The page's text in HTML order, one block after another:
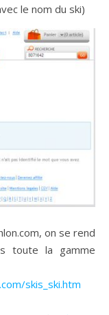
le nom du ski)
on se rend
toute la gamme
skis_ski.htm